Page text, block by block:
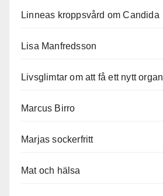
Linneas kroppsvård om Candida
Lisa Manfredsson
Livsglimtar om att få ett nytt organ
Marcus Birro
Marjas sockerfritt
Mat och hälsa